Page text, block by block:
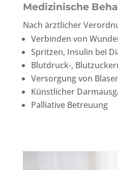
Medizinische
Nach ärztlicher
Verbinden von
Spritzen, Insulin bei
Blutdruck-,
Versorgung von
Künstlicher
Palliative Betreuung